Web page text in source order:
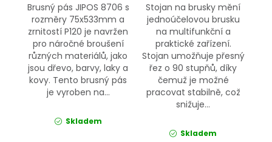
Brusný pás JIPOS 8706 s
rozměry 75x533mm a
zrnitostí P120 je navržen
pro náročné broušení
různých materiálů, jako
jsou dřevo, barvy, laky a
kovy. Tento brusný pás
je vyroben na...
Skladem
Stojan na brusky mění
jednoúčelovou brusku
na multifunkční a
praktické zařízení.
Stojan umožňuje přesný
řez o 90 stupňů, díky
čemuž je možné
pracovat stabilně, což
snižuje...
Skladem